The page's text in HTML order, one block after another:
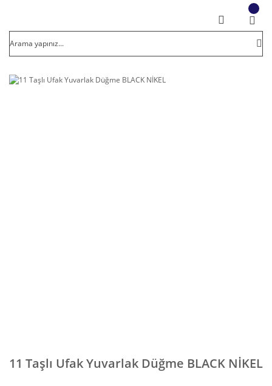
11 Taşlı Ufak Yuvarlak Düğme BLACK NİKEL